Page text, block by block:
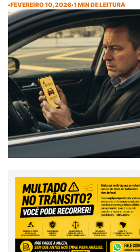
•FEVEREIRO 10, 2026•1 MIN DE LEITURA